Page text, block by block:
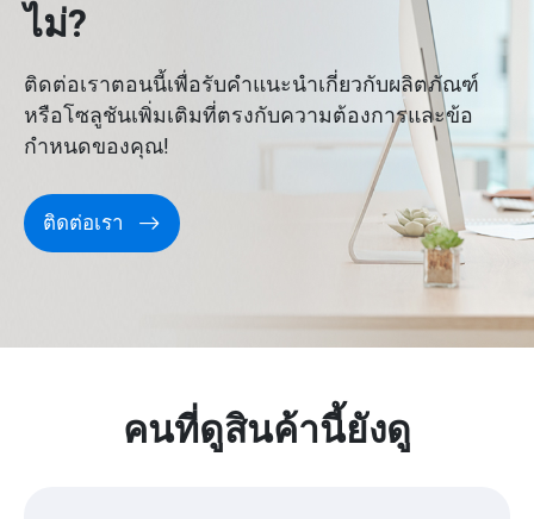
ไม่?
ติดต่อเราตอนนี้เพื่อรับคำแนะนำเกี่ยวกับผลิตภัณฑ์
หรือโซลูชันเพิ่มเติมที่ตรงกับความต้องการและข้อ
กำหนดของคุณ!
ติดต่อเรา
คนที่ดูสินค้านี้ยังดู